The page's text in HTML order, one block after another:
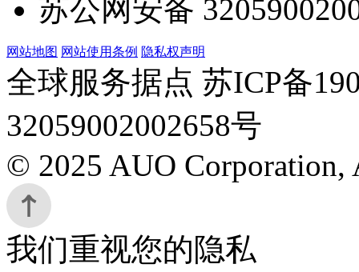
苏公网安备
网站地图 网站使用条例 隐私权声明
全球服务据点 苏ICP备
32059002002658号
© 2025 AUO Corporation,
我们重视您的隐私